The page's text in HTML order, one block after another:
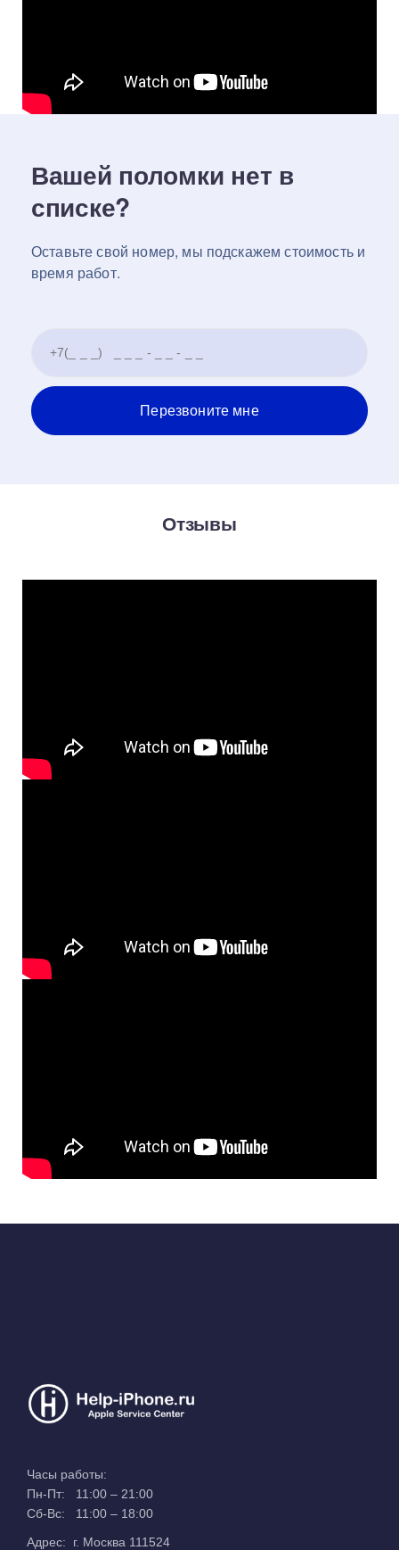
Вашей поломки нет в
списке?
Оставьте свой номер, мы подскажем стоимость и
время работ.
Отзывы
Часы работы:
Пн-Пт: 11:00 – 21:00
Сб-Вс: 11:00 – 18:00
Адрес: г. Москва 111524